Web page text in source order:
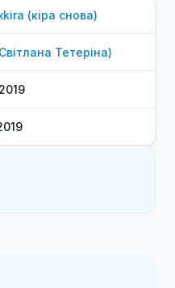
(кіра снова)
Світлана Тетеріна)